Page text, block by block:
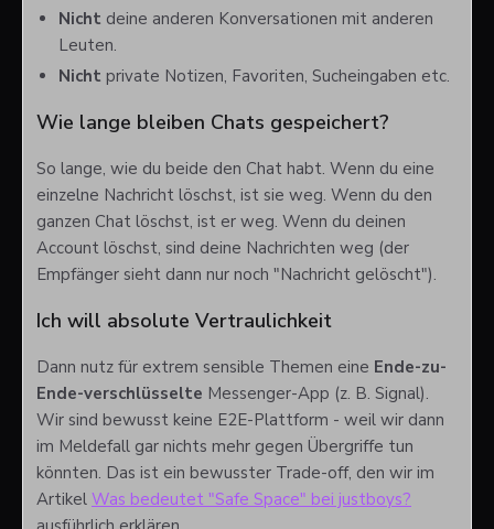
Nicht deine anderen Konversationen mit anderen
Leuten.
Nicht private Notizen, Favoriten, Sucheingaben etc.
Wie lange bleiben Chats gespeichert?
So lange, wie du beide den Chat habt. Wenn du eine
einzelne Nachricht löschst, ist sie weg. Wenn du den
ganzen Chat löschst, ist er weg. Wenn du deinen
Account löschst, sind deine Nachrichten weg (der
Empfänger sieht dann nur noch "Nachricht gelöscht").
Ich will absolute Vertraulichkeit
Dann nutz für extrem sensible Themen eine Ende-zu-
Ende-verschlüsselte Messenger-App (z. B. Signal).
Wir sind bewusst keine E2E-Plattform - weil wir dann
im Meldefall gar nichts mehr gegen Übergriffe tun
könnten. Das ist ein bewusster Trade-off, den wir im
Artikel Was bedeutet "Safe Space" bei justboys?